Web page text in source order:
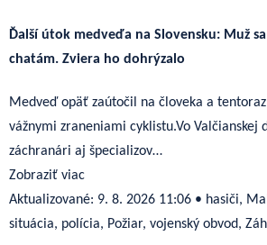
Ďalší útok medveďa na Slovensku: Muž
chatám. Zviera ho dohrýzalo
Medveď opäť zaútočil na človeka a tentoraz
vážnymi zraneniami cyklistu.Vo Valčianskej
záchranári aj špecializov…
Zobraziť viac
Aktualizované: 9. 8. 2026 11:06 • hasiči,
situácia, polícia, Požiar, vojenský obvod,